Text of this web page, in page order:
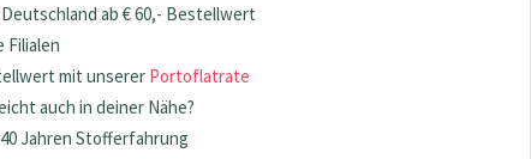
ab € 60,- Bestellwert
Filialen
mit unserer Portoflatrate
auch in deiner Nähe?
Jahren Stofferfahrung